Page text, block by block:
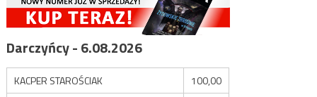
Darczyńcy - 6.08.2026
KACPER STAROŚCIAK
100,00